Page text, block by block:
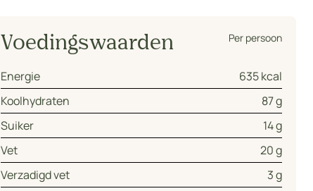
Voedingswaarden Per persoon
Energie
635 kcal
Koolhydraten
87 g
Suiker
14 g
Vet
20 g
Verzadigd vet
3 g